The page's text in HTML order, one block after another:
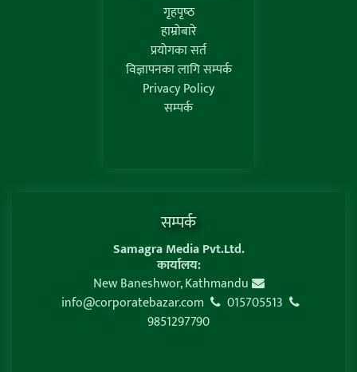
गृहपृष्‍ठ
हाम्रोबारे
प्रयोगका सर्त
विज्ञापनका लागि सम्पर्क
Privacy Policy
सम्पर्क
सम्पर्क
Samagra Media Pvt.Ltd.
कार्यालय:
New Baneshwor, Kathmandu
info@corporatebazar.com
015705513
9851297790